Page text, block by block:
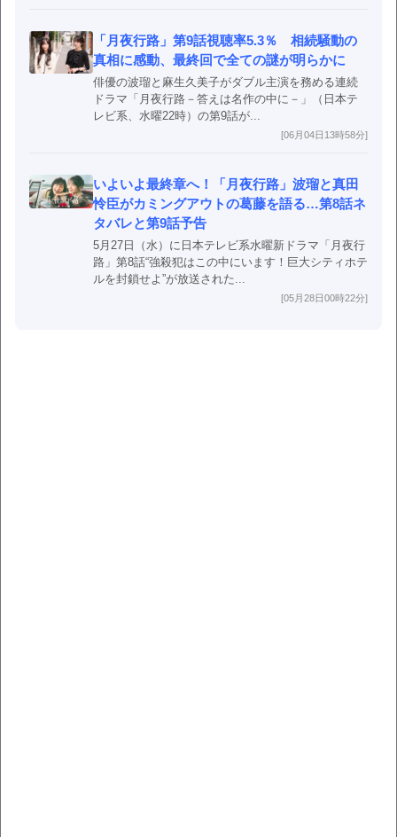
「月夜行路」第9話視聴率5.3％ 相続騒動の
真相に感動、最終回で全ての謎が明らかに
俳優の波瑠と麻生久美子がダブル主演を務める連続
ドラマ「月夜行路－答えは名作の中に－」（日本テ
レビ系、水曜22時）の第9話が...
[06月04日13時58分]
いよいよ最終章へ！「月夜行路」波瑠と真田
怜臣がカミングアウトの葛藤を語る…第8話ネ
タバレと第9話予告
5月27日（水）に日本テレビ系水曜新ドラマ「月夜行
路」第8話“強殺犯はこの中にいます！巨大シティホテ
ルを封鎖せよ”が放送された...
[05月28日00時22分]